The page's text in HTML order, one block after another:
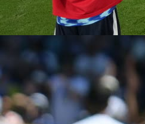
Iza stanara
noć. Nepoznata osoba
ponoći bacila eksplozivnu
kuće pričinivši materijalnu
Iz PU zagrebačke
povrijeđenih osoba i da je